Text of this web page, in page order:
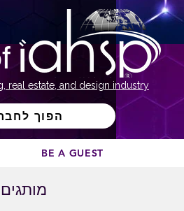
real estate, and design industry
הפוך
BE A GUEST